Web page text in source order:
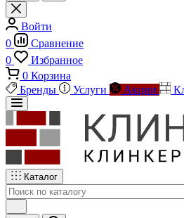
Войти
0
Сравнение
0
Избранное
0 Корзина
Бренды
Услуги Акции
Каталог